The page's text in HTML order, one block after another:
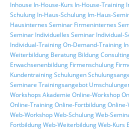
Inhouse In-House-Kurs In-House-Training
Schulung In-Haus-Schulung Im-Haus-
Hausinternes Seminar Firmeninternes
Seminar Individuelles Seminar Individual-
Individual-TrainingOn-Demand-Training
Weiterbildung Beratung Bildung
Erwachsenenbildung Firmenschulung
KundentrainingSchulungen
Seminare Trainingsangebot
Workshops Akademie Online-Workshop
Online-TrainingOnline-Fortbildung
Web-WorkshopWeb-SchulungWeb-
FortbildungWeb-WeiterbildungWeb-Kurs